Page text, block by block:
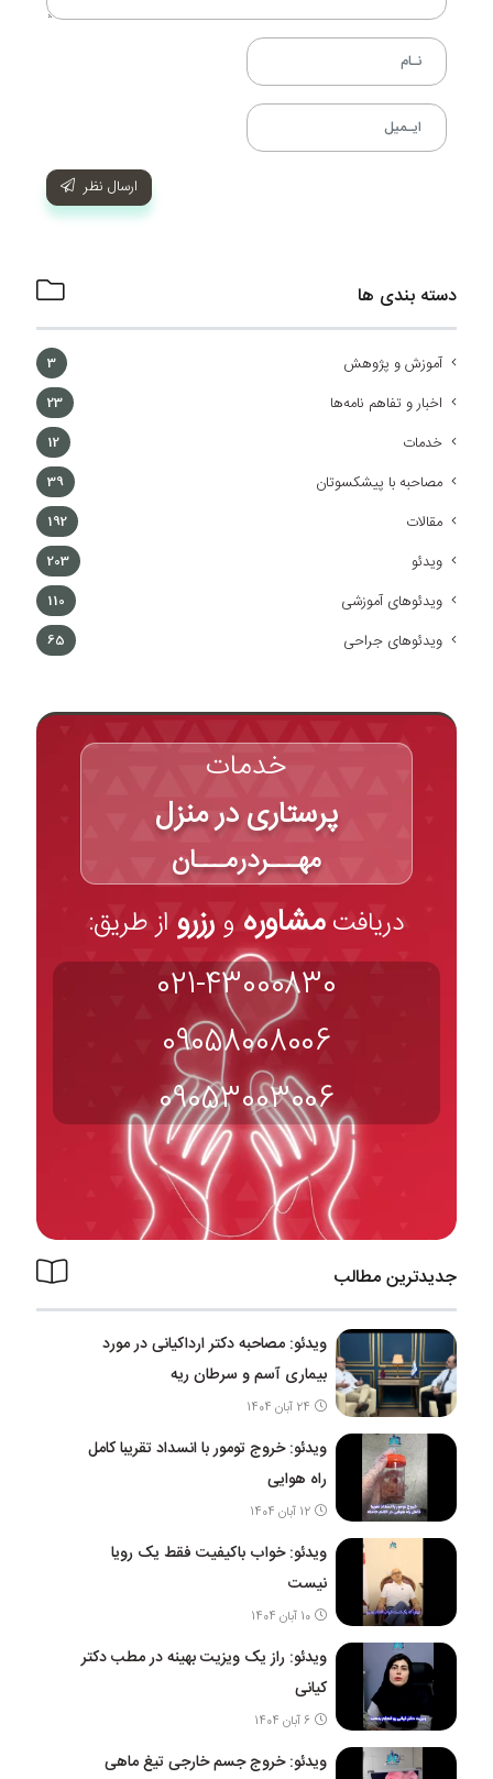
ارسال نظر
دسته بندی ها
آموزش و پژوهش 3
اخبار و تفاهم نامه‌ها 23
خدمات 12
مصاحبه با پیشکسوتان 39
مقالات 192
ویدئو 203
ویدئوهای آموزشی 110
ویدئوهای جراحی 65
خدمات
پرستاری در منزل
مهـــردرمـــان
دریافتمشاوره و رزرو از طریق:
021-43000830
09058008006
09053003006
جدیدترین مطالب
ویدئو: مصاحبه دکتر ارداکیانی در مورد
بیماری آسم و سرطان ریه
24 آبان 1404
ویدئو: خروج تومور با انسداد تقریبا کامل
راه هوایی
12 آبان 1404
ویدئو: خواب باکیفیت فقط یک رویا
نیست
10 آبان 1404
ویدئو: راز یک ویزیت بهینه در مطب دکتر
کیانی
6 آبان 1404
ویدئو: خروج جسم خارجی تیغ ماهی